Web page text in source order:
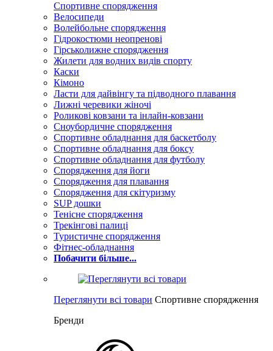
Спортивне спорядження
Велосипеди
Волейбольне спорядження
Гідрокостюми неопренові
Гірськолижне спорядження
Жилети для водних видів спорту
Каски
Кімоно
Ласти для дайвінгу та підводного плавання
Лижні черевики жіночі
Роликові ковзани та інлайн-ковзани
Сноубордичне спорядження
Спортивне обладнання для баскетболу
Спортивне обладнання для боксу
Спортивне обладнання для футболу
Спорядження для йоги
Спорядження для плавання
Спорядження для скітуризму
SUP дошки
Тенісне спорядження
Трекінгові палиці
Туристичне спорядження
Фітнес-обладнання
Побачити більше...
Переглянути всі товари Спортивне спорядження
Бренди